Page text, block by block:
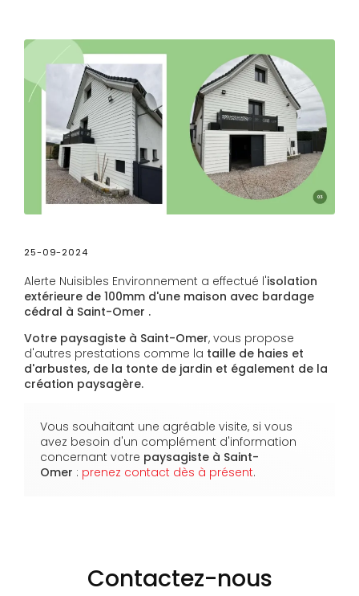
25-09-2024
Alerte Nuisibles Environnement a effectué l'isolation
extérieure de 100mm d'une maison avec bardage
cédral à Saint-Omer .
Votre paysagiste à Saint-Omer, vous propose
d'autres prestations comme la taille de haies et
d'arbustes, de la tonte de jardin et également de la
création paysagère.
Vous souhaitant une agréable visite, si vous
avez besoin d'un complément d'information
concernant votre paysagiste à Saint-
Omer : prenez contact dès à présent.
Contactez-nous